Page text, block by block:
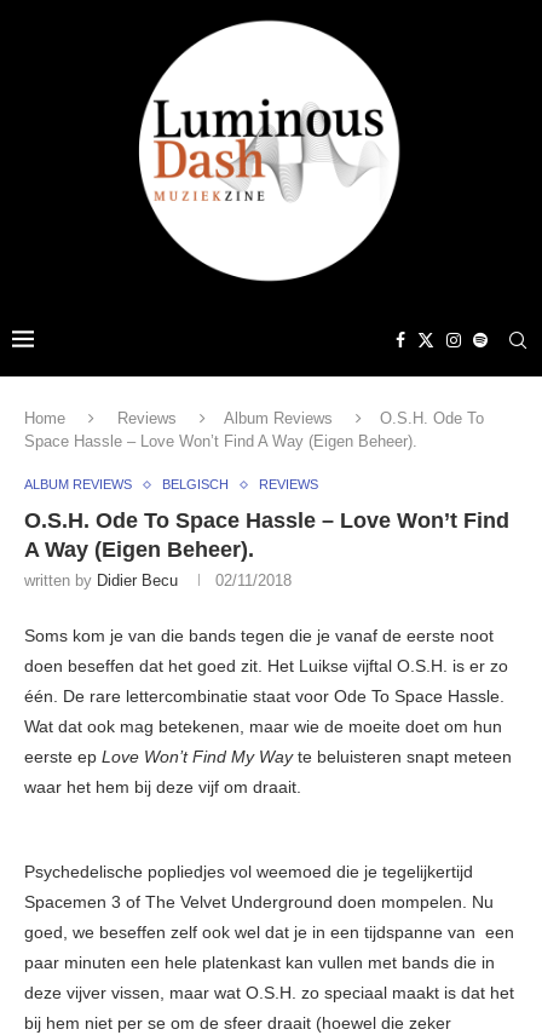
Home Reviews Album Reviews
O.S.H. Ode To
Space Hassle – Love Won’t Find A Way (Eigen Beheer).
ALBUM REVIEWS BELGISCH REVIEWS
O.S.H. Ode To Space Hassle – Love Won’t Find
A Way (Eigen Beheer).
written by Didier Becu 02/11/2018
Soms kom je van die bands tegen die je vanaf de eerste noot
doen beseffen dat het goed zit. Het Luikse vijftal O.S.H. is er zo
één. De rare lettercombinatie staat voor Ode To Space Hassle.
Wat dat ook mag betekenen, maar wie de moeite doet om hun
eerste ep Love Won’t Find My Wayte beluisteren snapt meteen
waar het hem bij deze vijf om draait.
Psychedelische popliedjes vol weemoed die je tegelijkertijd
Spacemen 3 of The Velvet Underground doen mompelen. Nu
goed, we beseffen zelf ook wel dat je in een tijdspanne van een
paar minuten een hele platenkast kan vullen met bands die in
deze vijver vissen, maar wat O.S.H. zo speciaal maakt is dat het
bij hem niet per se om de sfeer draait (hoewel die zeker